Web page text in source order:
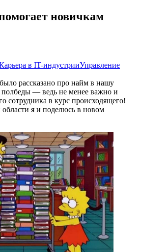
новичкам
в IT-индустрииУправление
было рассказано про найм в нашу
— ведь не менее важно и
сотрудника в курс происходящего!
я и поделюсь в новом